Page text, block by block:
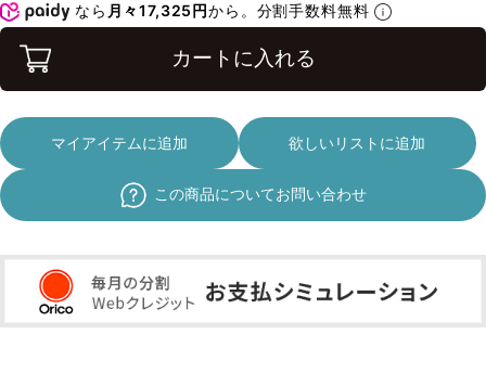
なら 月々17,325円から。分割手数料無料
カートに入れる
マイアイテムに追加 欲しいリストに追加
この商品についてお問い合わせ